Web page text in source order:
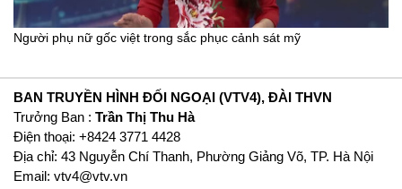
Người phụ nữ gốc việt trong sắc phục cảnh sát mỹ
BAN TRUYỀN HÌNH ĐỐI NGOẠI (VTV4), ĐÀI THVN
Trưởng Ban : Trần Thị Thu Hà
Ðiện thoại: +8424 3771 4428
Địa chỉ: 43 Nguyễn Chí Thanh, Phường Giảng Võ, TP. Hà Nội
Email: vtv4@vtv.vn